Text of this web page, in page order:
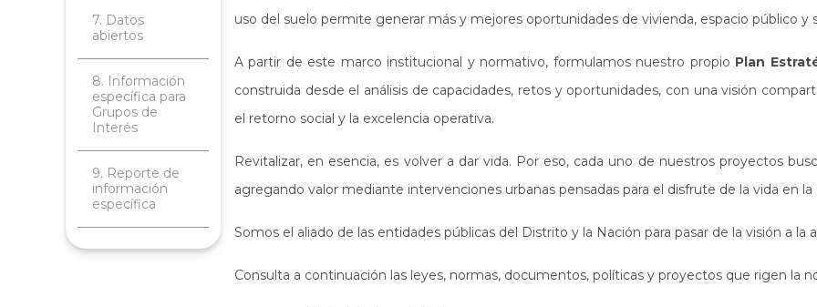
7. Datos
abiertos
8. Información
específica para
Grupos de
Interés
9. Reporte de
información
específica
uso del suelo permite generar más y mejores oportunidades de vivienda, espacio público y
A partir de este marco institucional y normativo, formulamos nuestro propio Plan
construida desde el análisis de capacidades, retos y oportunidades, con una visión
el retorno social y la excelencia operativa.
Revitalizar, en esencia, es volver a dar vida. Por eso, cada uno de nuestros proyectos
agregando valor mediante intervenciones urbanas pensadas para el disfrute de la vida en la
Somos el aliado de las entidades públicas del Distrito y la Nación para pasar de la visión a la
Consulta a continuación las leyes, normas, documentos, políticas y proyectos que rigen la